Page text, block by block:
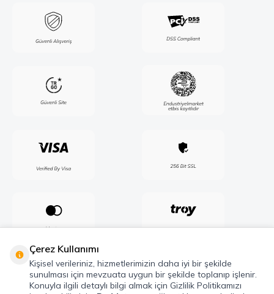
Çerez Kullanımı
Kişisel verileriniz, hizmetlerimizin daha iyi bir şekilde
sunulması için mevzuata uygun bir şekilde toplanıp işlenir.
Konuyla ilgili detaylı bilgi almak için Gizlilik Politikamızı